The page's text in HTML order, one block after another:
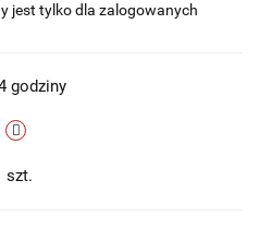
jest tylko dla zalogowanych
godziny
szt.